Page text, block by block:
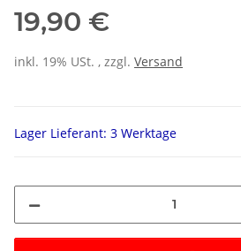
19,90 €
inkl. 19% USt. , zzgl. Versand
Lager Lieferant: 3 Werktage